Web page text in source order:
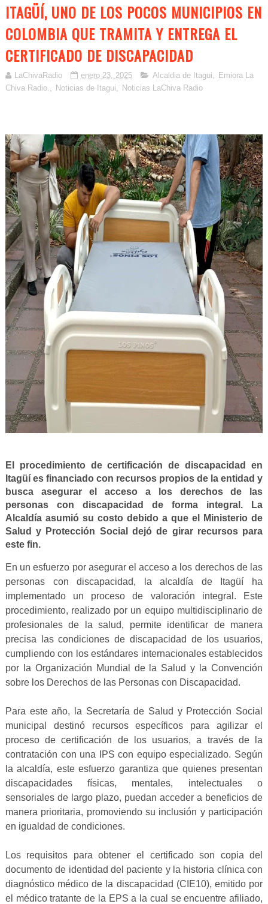
ITAGÜÍ, UNO DE LOS POCOS MUNICIPIOS EN
COLOMBIA QUE TRAMITA Y ENTREGA EL
CERTIFICADO DE DISCAPACIDAD
LaChivaRadio enero 23, 2025 Alcaldia de Itagui
Emiora La
Chiva Radio.
Noticias de Itagui Noticias LaChiva Radio
El procedimiento de certificación de discapacidad en
Itagüí es financiado con recursos propios de la entidad y
busca asegurar el acceso a los derechos de las
personas con discapacidad de forma integral. La
Alcaldía asumió su costo debido a que el Ministerio de
Salud y Protección Social dejó de girar recursos para
este fin.
En un esfuerzo por asegurar el acceso a los derechos de las
personas con discapacidad, la alcaldía de Itagüí ha
implementado un proceso de valoración integral. Este
procedimiento, realizado por un equipo multidisciplinario de
profesionales de la salud, permite identificar de manera
precisa las condiciones de discapacidad de los usuarios,
cumpliendo con los estándares internacionales establecidos
por la Organización Mundial de la Salud y la Convención
sobre los Derechos de las Personas con Discapacidad.
Para este año, la Secretaría de Salud y Protección Social
municipal destinó recursos específicos para agilizar el
proceso de certificación de los usuarios, a través de la
contratación con una IPS con equipo especializado. Según
la alcaldía, este esfuerzo garantiza que quienes presentan
discapacidades físicas, mentales, intelectuales o
sensoriales de largo plazo, puedan acceder a beneficios de
manera prioritaria, promoviendo su inclusión y participación
en igualdad de condiciones.
Los requisitos para obtener el certificado son copia del
documento de identidad del paciente y la historia clínica con
diagnóstico médico de la discapacidad (CIE10), emitido por
el médico tratante de la EPS a la cual se encuentre afiliado,